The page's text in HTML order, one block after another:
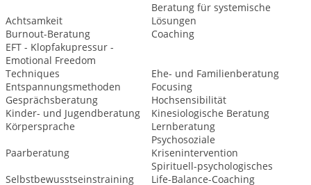
Achtsamkeit
Beratung für systemische
Lösungen
Burnout-Beratung
Coaching
EFT - Klopfakupressur -
Emotional Freedom
Techniques
Ehe- und Familienberatung
Entspannungsmethoden
Focusing
Gesprächsberatung
Hochsensibilität
Kinder- und Jugendberatung
Kinesiologische Beratung
Körpersprache
Lernberatung
Paarberatung
Psychosoziale
Krisenintervention
Selbstbewusstseinstraining
Spirituell-psychologisches
Life-Balance-Coaching